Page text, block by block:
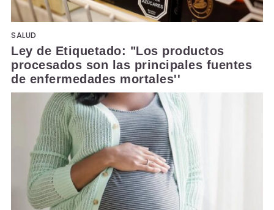
SALUD
Ley de Etiquetado: "Los productos
procesados son las principales fuentes
de enfermedades mortales''